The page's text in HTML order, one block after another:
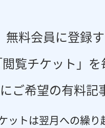
無料会員に登録
覧チケット」
ご希望の有料記
ットは翌月への繰り